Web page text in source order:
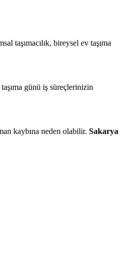
taşımacılık, bireysel ev taşıma
günü iş süreçlerinizin
kaybına neden olabilir. Sakarya